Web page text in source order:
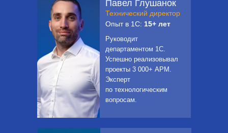
Павел Глушанок
Технический директор
Опыт в 1С: 15+ лет
Руководит
департаментом 1С.
Успешно реализовывал
проекты 3 000+ АРМ.
Эксперт
по технологическим
вопросам.